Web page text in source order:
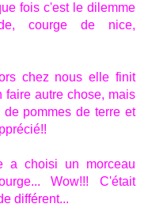
fois c'est le dilemme
courge de nice,
chez nous elle finit
faire autre chose, mais
pommes de terre et
a choisi un morceau
Wow!!! C'était
différent...